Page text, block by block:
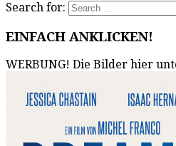
Search for:
EINFACH ANKLICKEN!
WERBUNG! Die Bilder hier